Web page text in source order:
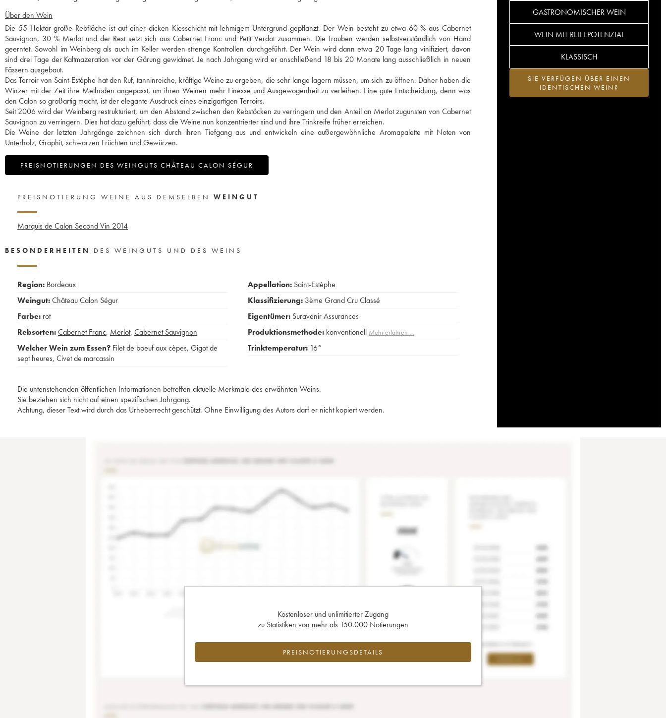
Über den Wein
Die 55 Hektar große Rebfläche ist auf einer dicken Kiesschicht mit lehmigem Untergrund gepflanzt. Der Wein besteht zu etwa 60 % aus Cabernet
Sauvignon, 30 % Merlot und der Rest setzt sich aus Cabernet Franc und Petit Verdot zusammen. Die Trauben werden selbstverständlich von Hand
geerntet. Sowohl im Weinberg als auch im Keller werden strenge Kontrollen durchgeführt. Der Wein wird dann etwa 20 Tage lang vinifiziert, davon
sind drei Tage der Kaltmazeration vor der Gärung gewidmet. Je nach Jahrgang wird er anschließend 18 bis 20 Monate lang ausschließlich in neuen
Fässern ausgebaut.
Das Terroir von Saint-Estèphe hat den Ruf, tanninreiche, kräftige Weine zu ergeben, die sehr lange lagern müssen, um sich zu öffnen. Daher haben die
Winzer mit der Zeit ihre Methoden angepasst, um ihren Weinen mehr Finesse und Ausgewogenheit zu verleihen. Eine gute Entscheidung, denn was
den Calon so großartig macht, ist der elegante Ausdruck eines einzigartigen Terroirs.
Seit 2006 wird der Weinberg restrukturiert, um den Abstand zwischen den Rebstöcken zu verringern und den Anteil an Merlot zugunsten von Cabernet
Sauvignon zu verringern. Dies hat dazu geführt, dass die Weine nun konzentrierter sind und ihre Trinkreife früher erreichen.
Die Weine der letzten Jahrgänge zeichnen sich durch ihren Tiefgang aus und entwickeln eine außergewöhnliche Aromapalette mit Noten von
Unterholz, Graphit, schwarzen Früchten und Gewürzen.
PREISNOTIERUNGEN DES WEINGUTS CHÂTEAU CALON SÉGUR
GASTRONOMISCHER WEIN
WEIN MIT REIFEPOTENZIAL
KLASSISCH
SIE VERFÜGEN ÜBER EINEN
IDENTISCHEN WEIN?
PREISNOTIERUNG WEINE AUS DEMSELBEN WEINGUT
Marquis de Calon Second Vin 2014
BESONDERHEITEN DES WEINGUTS UND DES WEINS
Region: Bordeaux
Weingut:Château Calon Ségur
Farbe: rot
Rebsorten:Cabernet Franc, Merlot, Cabernet Sauvignon
Welcher Wein zum Essen? Filet de boeuf aux cèpes, Gigot de
sept heures, Civet de marcassin
Appellation: Saint-Estèphe
Klassifizierung: 3ème Grand Cru Classé
Eigentümer: Suravenir Assurances
Produktionsmethode: konventionell Mehr erfahren …
Trinktemperatur: 16°
Die untenstehenden öffentlichen Informationen betreffen aktuelle Merkmale des erwähnten Weins.
Sie beziehen sich nicht auf einen spezifischen Jahrgang.
Achtung, dieser Text wird durch das Urheberrecht geschützt. Ohne Einwilligung des Autors darf er nicht kopiert werden.
Kostenloser und unlimitierter Zugang
zu Statistiken von mehr als 150.000 Notierungen
PREISNOTIERUNGSDETAILS